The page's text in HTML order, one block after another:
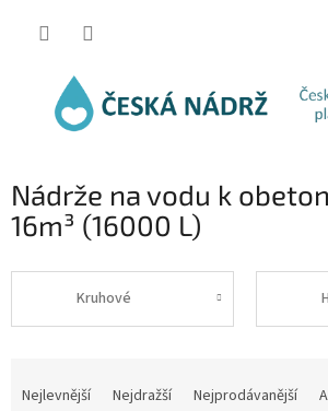
Nádrže na vodu k
16m³ (16000 L)
Kruhové
Nejlevnější Nejdražší Nejprodávanější